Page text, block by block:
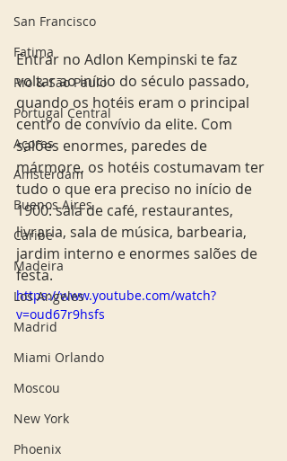
San Francisco
Fatima
Rio & São Paulo
Portugal Central
Açores
Amsterdam
Buenos Aires
Caribe
Madeira
Los Angeles
Madrid
Miami Orlando
Moscou
New York
Phoenix
Entrar no Adlon Kempinski te faz
voltar ao início do século passado,
quando os hotéis eram o principal
centro de convívio da elite. Com
salões enormes, paredes de
mármore, os hotéis costumavam ter
tudo o que era preciso no início de
1900: sala de café, restaurantes,
livraria, sala de música, barbearia,
jardim interno e enormes salões de
festa.
https://www.youtube.com/watch?
v=oud67r9hsfs